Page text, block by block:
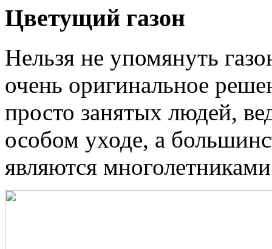
Цветущий газон
Нельзя не упомянуть
очень оригинальное
просто занятых людей,
особом уходе, а
являются